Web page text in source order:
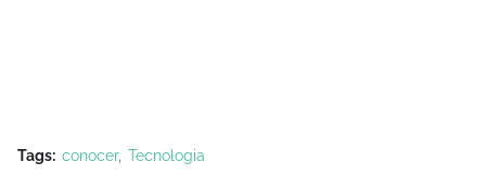
Tags: conocer Tecnologia